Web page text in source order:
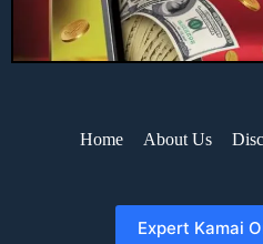
Home About Us
Expert Kamai